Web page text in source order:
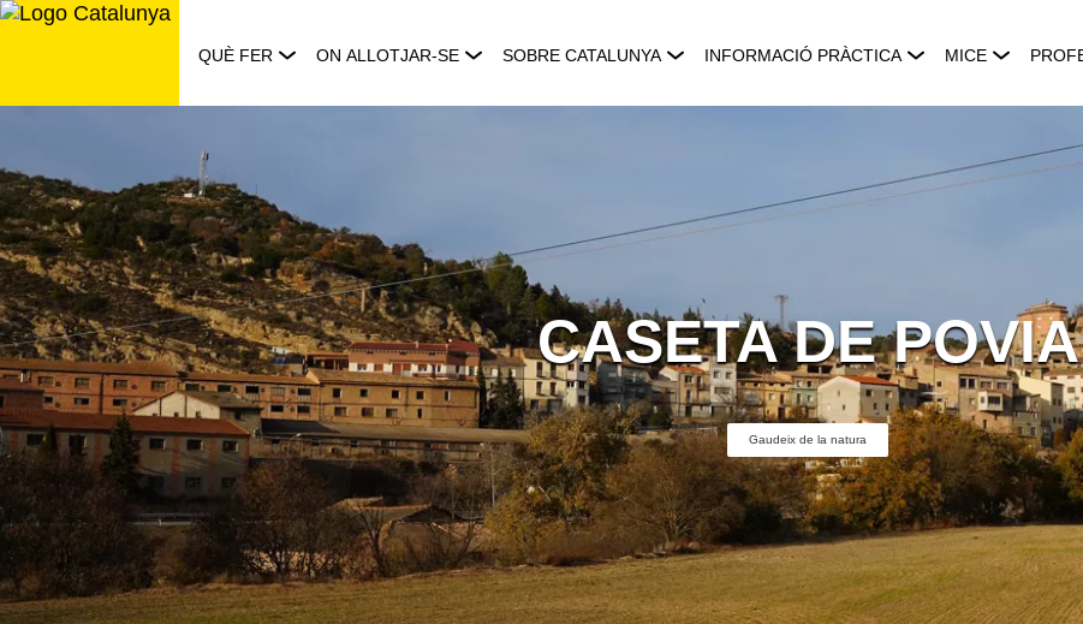
Saltar
QUÈ FER ON ALLOTJAR-SE SOBRE CATALUNYA INFORMACIÓ PRÀCTICA MICE
CASETA DE POVIA
Gaudeix de la natura